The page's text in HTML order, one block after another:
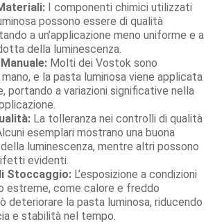
I componenti chimici utilizzati
possono essere di qualità
a un’applicazione meno uniforme e a
della luminescenza.
Molti dei Vostok sono
e la pasta luminosa viene applicata
portando a variazioni significative nella
La tolleranza nei controlli di qualità
esemplari mostrano una buona
luminescenza, mentre altri possono
evidenti.
Stoccaggio: L’esposizione a condizioni
estreme, come calore e freddo
deteriorare la pasta luminosa, riducendo
e stabilità nel tempo.